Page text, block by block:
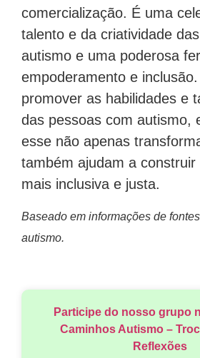
comercialização. É uma
talento e da criatividade
autismo e uma poderosa
empoderamento e
promover as habilidades e
das pessoas com autismo,
esse não apenas
também ajudam a
mais inclusiva e justa.
Baseado em informações de
autismo.
Participe do nosso grupo
Caminhos Autismo –
Reflexões